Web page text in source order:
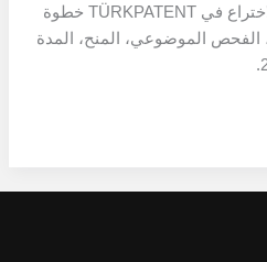
إجراءات تقديم طلب براءة الاختراع في TÜRKPATENT خطوة
الفحص الموضوعي، المنح، المدة